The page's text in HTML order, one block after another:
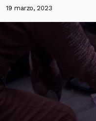
19 marzo, 2023